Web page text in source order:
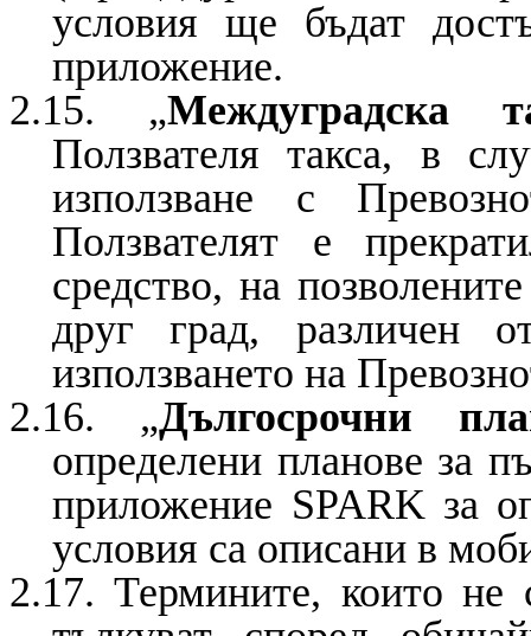
условия ще бъдат
приложение.
2.15. „Междуградска
Ползвателя такса, в
използване с
Ползвателят е
средство, на
друг град, различен
използването на
2.16. „Дългосрочни
определени планове за
приложение SPARK за
условия са описани в
2.17. Термините, които не